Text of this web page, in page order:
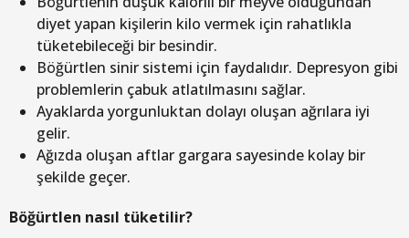
diyet yapan kişilerin kilo vermek için rahatlıkla
tüketebileceği bir besindir.
Böğürtlen sinir sistemi için faydalıdır. Depresyon gibi
problemlerin çabuk atlatılmasını sağlar.
Ayaklarda yorgunluktan dolayı oluşan ağrılara iyi
gelir.
Ağızda oluşan aftlar gargara sayesinde kolay bir
şekilde geçer.
Böğürtlen nasıl tüketilir?